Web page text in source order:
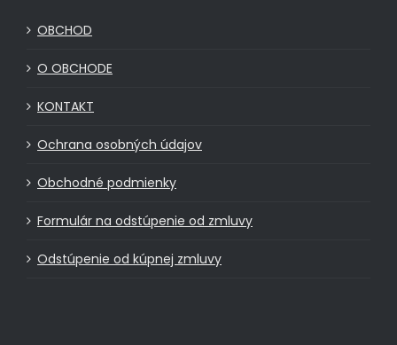
OBCHOD
O OBCHODE
KONTAKT
Ochrana osobných údajov
Obchodné podmienky
Formulár na odstúpenie od zmluvy
Odstúpenie od kúpnej zmluvy